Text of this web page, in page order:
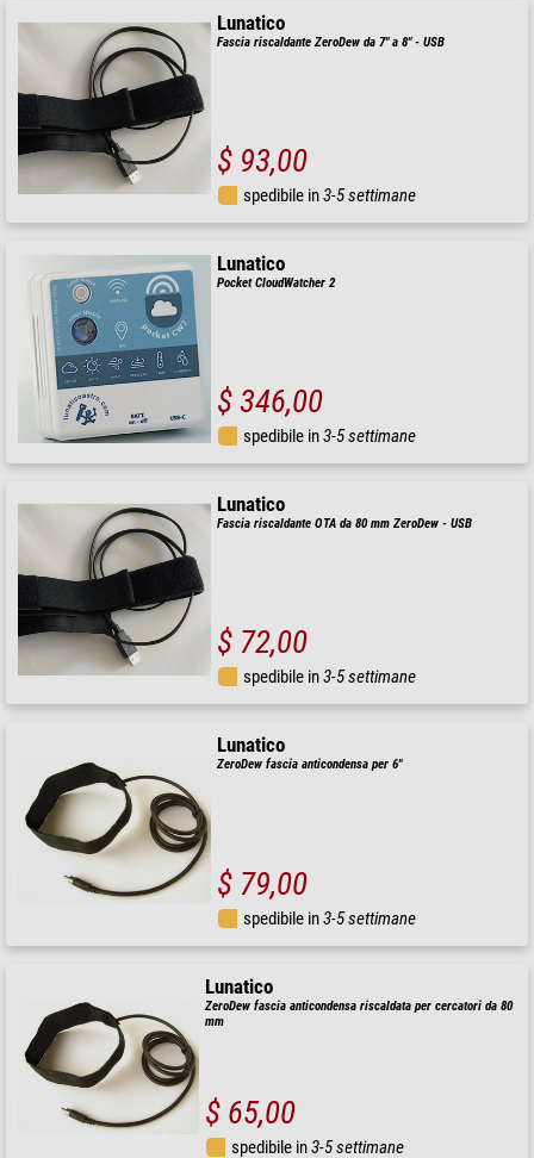
Lunatico
Fascia riscaldante ZeroDew da 7" a 8" - USB
$ 93,00
spedibile in3-5 settimane
Lunatico
Pocket CloudWatcher 2
$ 346,00
spedibile in3-5 settimane
Lunatico
Fascia riscaldante OTA da 80 mm ZeroDew - USB
$ 72,00
spedibile in3-5 settimane
Lunatico
ZeroDew fascia anticondensa per 6"
$ 79,00
spedibile in3-5 settimane
Lunatico
ZeroDew fascia anticondensa riscaldata per cercatori da 80
mm
$ 65,00
spedibile in3-5 settimane